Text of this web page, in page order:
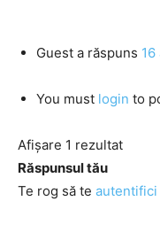
Guest a răspuns 16
You must login to
Afișare 1 rezultat
Răspunsul tău
Te rog să te autentifici